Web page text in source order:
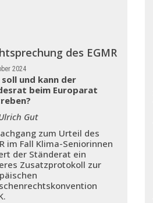
des EGMR
2024
soll und kann der
beim Europarat
Gut
zum Urteil des
im Fall Klima-Seniorinnen
der Ständerat ein
Zusatzprotokoll zur